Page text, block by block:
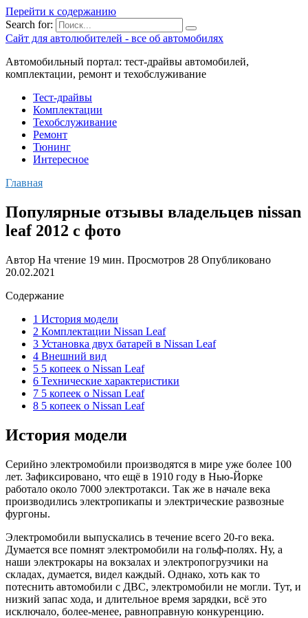
Перейти к содержанию
Search for:
Сайт для автолюбителей - все об автомобилях
Автомобильный портал: тест-драйвы автомобилей,
комплектации, ремонт и техобслуживание
Тест-драйвы
Комплектации
Техобслуживание
Ремонт
Тюнинг
Интересное
Главная
Популярные отзывы владельцев nissan
leaf 2012 с фото
Автор На чтение 19 мин. Просмотров 28 Опубликовано
20.02.2021
Содержание
1 История модели
2 Комплектации Nissan Leaf
3 Установка двух батарей в Nissan Leaf
4 Внешний вид
5 5 копеек о Nissan Leaf
6 Технические характеристики
7 5 копеек о Nissan Leaf
8 5 копеек о Nissan Leaf
История модели
Серийно электромобили производятся в мире уже более 100
лет. Зафиксировано, что ещё в 1910 году в Нью-Йорке
работало около 7000 электротакси. Так же в начале века
производились электропикапы и электрические развозные
фургоны.
Электромобили выпускались в течение всего 20-го века.
Думается все помнят электромобили на гольф-полях. Ну, а
наши электрокары на вокзалах и электропогрузчики на
складах, думается, видел каждый. Однако, хоть как то
потеснить автомобили с ДВС, электромобили не могли. Тут, и
низкий запас хода, и длительное время зарядки, всё это
исключало, более-менее, равноправную конкуренцию.